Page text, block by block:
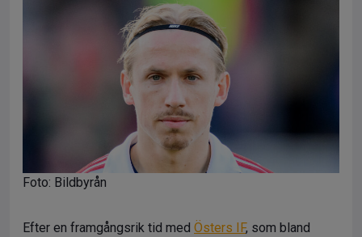
Foto: Bildbyrån
Efter en framgångsrik tid med Östers IF, som bland